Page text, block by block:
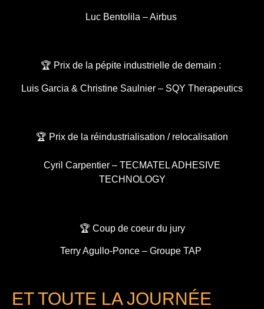
Luc Bentolila – Airbus
🏆 Prix de la pépite industrielle de demain :
Luis Garcia & Christine Saulnier – SQY Therapeutics
🏆 Prix de la réindustrialisation / relocalisation
Cyril Carpentier – TECMATEL ADHESIVE
TECHNOLOGY
🏆 Coup de coeur du jury
Terry Agullo-Ponce – Groupe TAP
ET TOUTE LA JOURNÉE